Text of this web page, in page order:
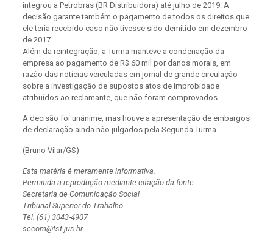
integrou a Petrobras (BR Distribuidora) até julho de 2019. A
decisão garante também o pagamento de todos os direitos que
ele teria recebido caso não tivesse sido demitido em dezembro
de 2017.
Além da reintegração, a Turma manteve a condenação da
empresa ao pagamento de R$ 60 mil por danos morais, em
razão das notícias veiculadas em jornal de grande circulação
sobre a investigação de supostos atos de improbidade
atribuídos ao reclamante, que não foram comprovados.
A decisão foi unânime, mas houve a apresentação de embargos
de declaração ainda não julgados pela Segunda Turma.
(Bruno Vilar/GS)
Esta matéria é meramente informativa.
Permitida a reprodução mediante citação da fonte.
Secretaria de Comunicação Social
Tribunal Superior do Trabalho
Tel. (61) 3043-4907
secom@tst.jus.br